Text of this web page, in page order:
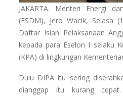
JAKARTA. Menteri Energi
(ESDM), Jero Wacik, Selasa
Daftar Isian Pelaksanaan
kepada para Eselon I selaku
(KPA) di lingkungan
Dulu DIPA itu sering
dianggap itu kurang